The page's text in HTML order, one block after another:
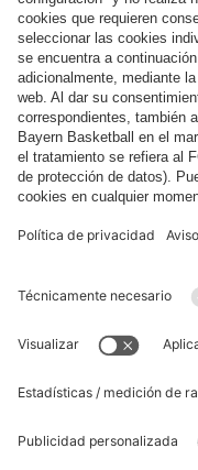
Así fue el
último
entrenamiento
antes del
partido contra
el Aston Villa
SUMMIT
Los
mejores
momentos
del partido
contra el
Aston Villa
El último
entrenamiento
antes del
partido contra
el Jeju
El
abierto al
público
miércoles
Tegernsee
El
Museum